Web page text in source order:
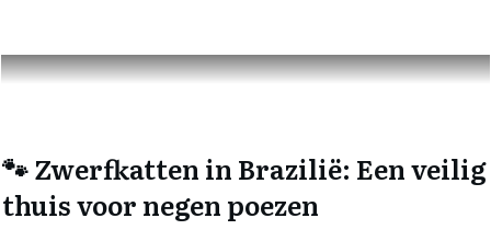
🐾 Zwerfkatten in Brazilië: Een veilig
thuis voor negen poezen